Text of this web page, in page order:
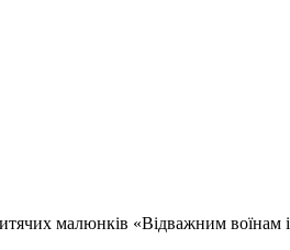
малюнків «Відважним воїнам і